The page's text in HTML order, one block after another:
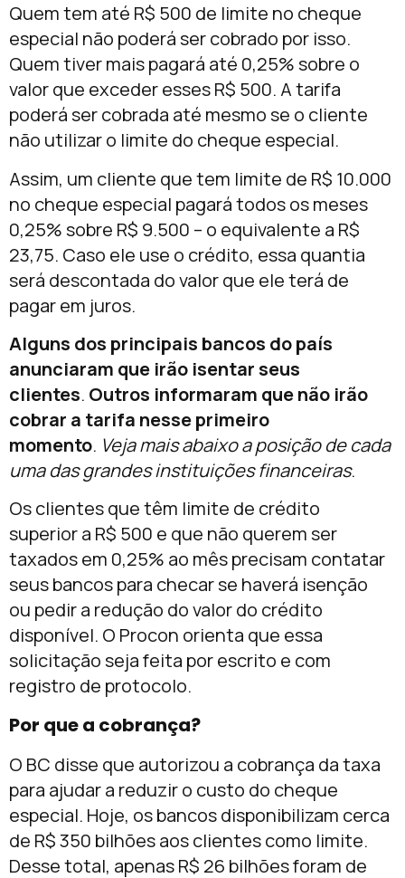
Quem tem até R$ 500 de limite no cheque
especial não poderá ser cobrado por isso.
Quem tiver mais pagará até 0,25% sobre o
valor que exceder esses R$ 500. A tarifa
poderá ser cobrada até mesmo se o cliente
não utilizar o limite do cheque especial.
Assim, um cliente que tem limite de R$ 10.000
no cheque especial pagará todos os meses
0,25% sobre R$ 9.500 – o equivalente a R$
23,75. Caso ele use o crédito, essa quantia
será descontada do valor que ele terá de
pagar em juros.
Alguns dos principais bancos do país
anunciaram que irão isentar seus
clientes. Outros informaram que não irão
cobrar a tarifa nesse primeiro
momento. Veja mais abaixo a posição de cada
uma das grandes instituições financeiras.
Os clientes que têm limite de crédito
superior a R$ 500 e que não querem ser
taxados em 0,25% ao mês precisam contatar
seus bancos para checar se haverá isenção
ou pedir a redução do valor do crédito
disponível. O Procon orienta que essa
solicitação seja feita por escrito e com
registro de protocolo.
Por que a cobrança?
O BC disse que autorizou a cobrança da taxa
para ajudar a reduzir o custo do cheque
especial. Hoje, os bancos disponibilizam cerca
de R$ 350 bilhões aos clientes como limite.
Desse total, apenas R$ 26 bilhões foram de